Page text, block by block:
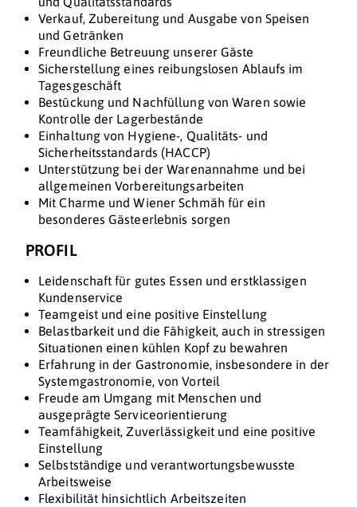
Verkauf, Zubereitung und Ausgabe von Speisen
und Getränken
Freundliche Betreuung unserer Gäste
Sicherstellung eines reibungslosen Ablaufs im
Tagesgeschäft
Bestückung und Nachfüllung von Waren sowie
Kontrolle der Lagerbestände
Einhaltung von Hygiene-, Qualitäts- und
Sicherheitsstandards (HACCP)
Unterstützung bei der Warenannahme und bei
allgemeinen Vorbereitungsarbeiten
Mit Charme und Wiener Schmäh für ein
besonderes Gästeerlebnis sorgen
PROFIL
Leidenschaft für gutes Essen und erstklassigen
Kundenservice
Teamgeist und eine positive Einstellung
Belastbarkeit und die Fähigkeit, auch in stressigen
Situationen einen kühlen Kopf zu bewahren
Erfahrung in der Gastronomie, insbesondere in der
Systemgastronomie, von Vorteil
Freude am Umgang mit Menschen und
ausgeprägte Serviceorientierung
Teamfähigkeit, Zuverlässigkeit und eine positive
Einstellung
Selbstständige und verantwortungsbewusste
Arbeitsweise
Flexibilität hinsichtlich Arbeitszeiten